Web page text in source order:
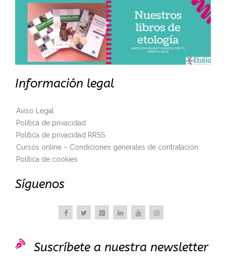
Información legal
Aviso Legal
Política de privacidad
Política de privacidad RRSS
Cursos online – Condiciones generales de contratación
Política de cookies
Síguenos
 Suscríbete a nuestra newsletter